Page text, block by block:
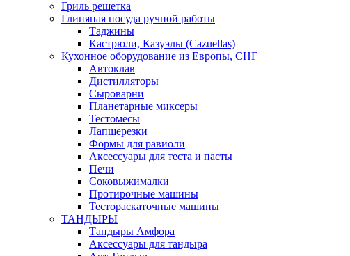
Гриль решетка
Глиняная посуда ручной работы
Таджины
Кастрюли, Казуэлы (Cazuellas)
Кухонное оборудование из Европы, СНГ
Автоклав
Дистилляторы
Сыроварни
Планетарные миксеры
Тестомесы
Лапшерезки
Формы для равиоли
Аксессуары для теста и пасты
Печи
Соковыжималки
Протирочные машины
Тестораскаточные машины
ТАНДЫРЫ
Тандыры Амфора
Аксессуары для тандыра